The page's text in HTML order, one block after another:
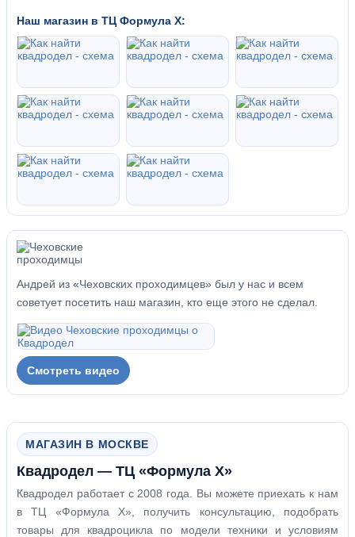
Наш магазин в ТЦ Формула Х:
Андрей из «Чеховских проходимцев» был у нас и всем
советует посетить наш магазин, кто еще этого не сделал.
Смотреть видео
МАГАЗИН В МОСКВЕ
Квадродел — ТЦ «Формула Х»
Квадродел работает с 2008 года. Вы можете приехать к нам
в ТЦ «Формула Х», получить консультацию, подобрать
товары для квадроцикла по модели техники и условиям